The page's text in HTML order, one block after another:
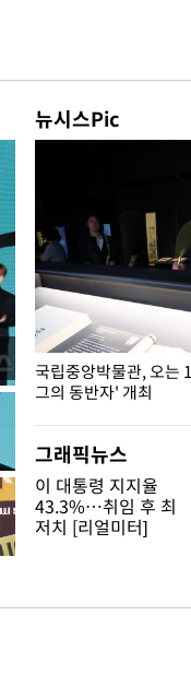
뉴시스Pic
국립중앙박물관, 오는
그의 동반자' 개최
그래픽뉴스
이 대통령 지지율
43.3%…취임 후 최
저치 [리얼미터]